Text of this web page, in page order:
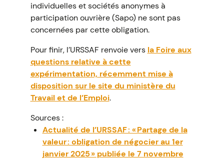
individuelles et sociétés anonymes à
participation ouvrière (Sapo) ne sont pas
concernées par cette obligation.
Pour finir, l’URSSAF renvoie vers la Foire aux
questions relative à cette
expérimentation, récemment mise à
disposition sur le site du ministère du
Travail et de l’Emploi.
Sources :
Actualité de l’URSSAF : « Partage de la
valeur : obligation de négocier au 1er
janvier 2025 » publiée le 7 novembre